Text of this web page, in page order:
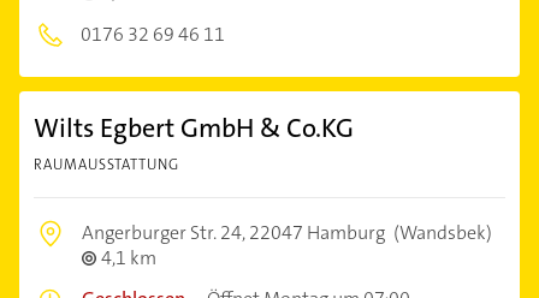
0176 32 69 46 11
Wilts Egbert GmbH & Co.KG
RAUMAUSSTATTUNG
Angerburger Str. 24,22047 Hamburg (Wandsbek)
4,1 km